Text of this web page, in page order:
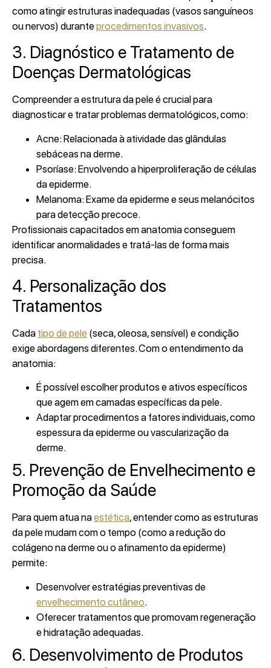
como atingir estruturas inadequadas (vasos sanguíneos
ou nervos) duranteprocedimentos invasivos.
3. Diagnóstico e Tratamento de
Doenças Dermatológicas
Compreender a estrutura da pele é crucial para
diagnosticar e tratar problemas dermatológicos, como:
Acne: Relacionada à atividade das glândulas
sebáceas na derme.
Psoríase: Envolvendo a hiperproliferação de células
da epiderme.
Melanoma: Exame da epiderme e seus melanócitos
para detecção precoce.
Profissionais capacitados em anatomia conseguem
identificar anormalidades e tratá-las de forma mais
precisa.
4. Personalização dos
Tratamentos
Cada tipo de pele (seca, oleosa, sensível) e condição
exige abordagens diferentes. Com o entendimento da
anatomia:
É possível escolher produtos e ativos específicos
que agem em camadas específicas da pele.
Adaptar procedimentos a fatores individuais, como
espessura da epiderme ou vascularização da
derme.
5. Prevenção de Envelhecimento e
Promoção da Saúde
Para quem atua naestética, entender como as estruturas
da pele mudam com o tempo (como a redução do
colágeno na derme ou o afinamento da epiderme)
permite:
Desenvolver estratégias preventivas de
envelhecimento cutâneo.
Oferecer tratamentos que promovam regeneração
e hidratação adequadas.
6. Desenvolvimento de Produtos